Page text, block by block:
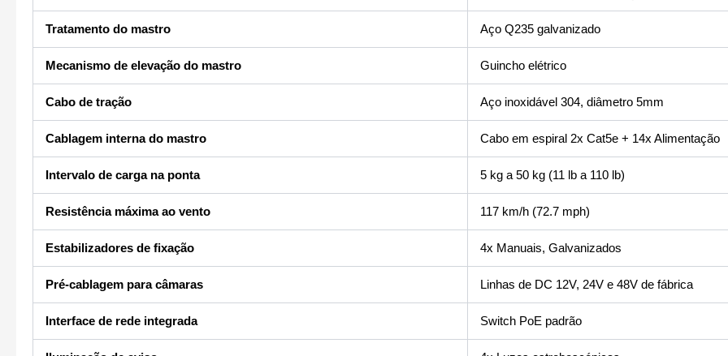
Tratamento do mastro Aço Q235 galvanizado
Mecanismo de elevação do mastro Guincho elétrico
Cabo de tração Aço inoxidável 304, diâmetro 5mm
Cablagem interna do mastro Cabo em espiral 2x Cat5e + 14x Alimentação
Intervalo de carga na ponta 5 kg a 50 kg (11 lb a 110 lb)
Resistência máxima ao vento 117 km/h (72.7 mph)
Estabilizadores de fixação 4x Manuais, Galvanizados
Pré-cablagem para câmaras Linhas de DC 12V, 24V e 48V de fábrica
Interface de rede integrada Switch PoE padrão